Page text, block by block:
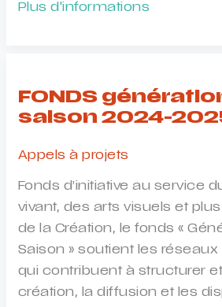
Journée
la
dramaturgie
La
Plus d'informations
FONDS
saison 2024-
Appels à projets
Fonds d’initiative au service
vivant, des arts visuels et
de la Création, le fonds «
Saison » soutient les
qui contribuent à structurer
création, la diffusion et les